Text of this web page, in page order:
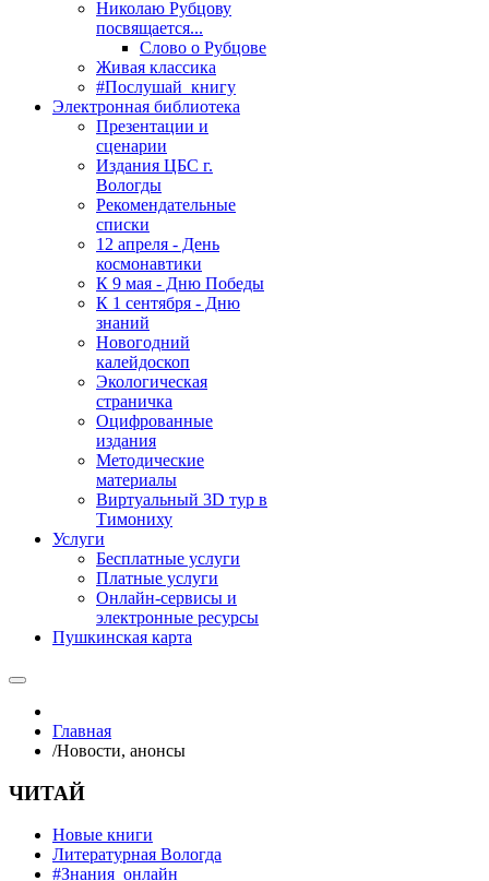
Николаю Рубцову
посвящается...
Слово о Рубцове
Живая классика
#Послушай_книгу
Электронная библиотека
Презентации и
сценарии
Издания ЦБС г.
Вологды
Рекомендательные
списки
12 апреля - День
космонавтики
К 9 мая - Дню Победы
К 1 сентября - Дню
знаний
Новогодний
калейдоскоп
Экологическая
страничка
Оцифрованные
издания
Методические
материалы
Виртуальный 3D тур в
Тимониху
Услуги
Бесплатные услуги
Платные услуги
Онлайн-сервисы и
электронные ресурсы
Пушкинская карта
Главная
/Новости, анонсы
ЧИТАЙ
Новые книги
Литературная Вологда
#Знания_онлайн